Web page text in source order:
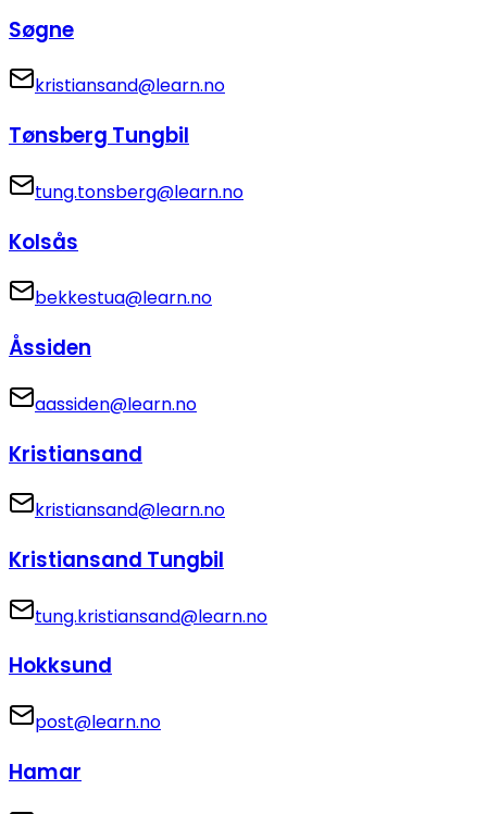
Søgne
kristiansand@learn.no
Tønsberg Tungbil
tung.tonsberg@learn.no
Kolsås
bekkestua@learn.no
Åssiden
aassiden@learn.no
Kristiansand
kristiansand@learn.no
Kristiansand Tungbil
tung.kristiansand@learn.no
Hokksund
post@learn.no
Hamar